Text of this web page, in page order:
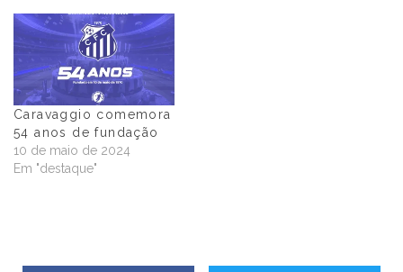
Caravaggio comemora
54 anos de fundação
10 de maio de 2024
Em "destaque"